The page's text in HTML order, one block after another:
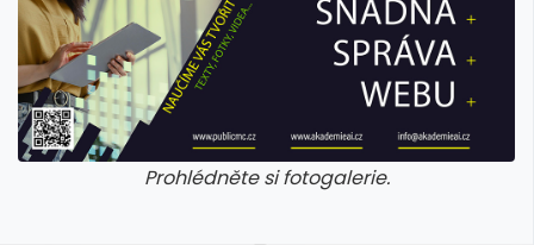
Prohlédněte si fotogalerie.